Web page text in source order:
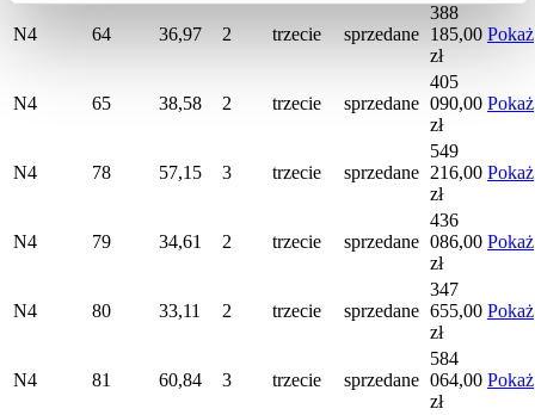
N4 64 36,97 2 trzecie sprzedane
388
185,00
zł
Pokaż
N4 65 38,58 2 trzecie sprzedane
405
090,00
zł
Pokaż
N4 78 57,15 3 trzecie sprzedane
549
216,00
zł
Pokaż
N4 79 34,61 2 trzecie sprzedane
436
086,00
zł
Pokaż
N4 80 33,11 2 trzecie sprzedane
347
655,00
zł
Pokaż
N4 81 60,84 3 trzecie sprzedane
584
064,00
zł
Pokaż